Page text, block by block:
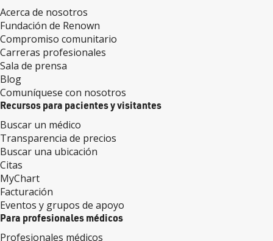
Acerca de nosotros
Fundación de Renown
Compromiso comunitario
Carreras profesionales
Sala de prensa
Blog
Comuníquese con nosotros
Recursos para pacientes y visitantes
Buscar un médico
Transparencia de precios
Buscar una ubicación
Citas
MyChart
Facturación
Eventos y grupos de apoyo
Para profesionales médicos
Profesionales médicos